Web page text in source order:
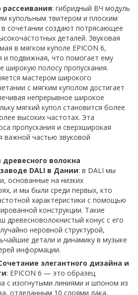
: гибридный ВЧ модуль
купольным твитером и плоским
сочетании создают потрясающее
деталей. Звуковая
в мягком куполе EPICON 6,
и подвижная, что помогает ему
широкую полосу пропускания.
мастером широкого
с мягким куполом достигает
непрерывное широкое
мягкий купол становится более
высоких частотах. Эта
пропускания и сверхширокая
важной частью звуковой
волокна
DALI в Дании: в DALI мы
основанные на низких
и мы были среди первых, кто
характеристики с помощью
конструкции. Такие
древесноволокнистый конус с его
неровной структурой,
детали и динамику в музыке
информации.
элегантного дизайна и
: EPICON 6 — это образец
с изогнутыми линиями и шпоном из
отделанным 10 слоями лака,